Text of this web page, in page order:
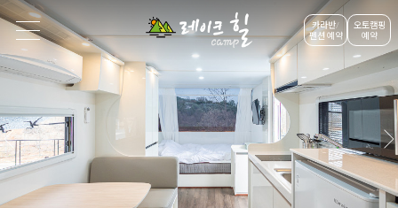
카라반/
펜션 예약
오토캠핑
예약